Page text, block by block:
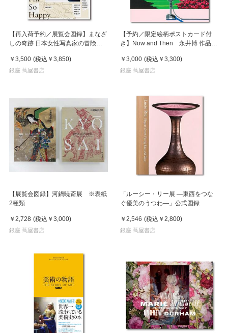
【再入荷予約／展覧会図録】まなざ
しの奇跡 日本女性写真家の冒険
￥3,500 (税込 ￥3,850)
銀座 蔦屋書店
【予約／限定絵柄ポストカード付
き】Now and Then 永井博 作品
￥3,000 (税込 ￥3,300)
銀座 蔦屋書店
【展覧会図録】河鍋暁斎展 ※表紙
2種類
￥2,728 (税込 ￥3,000)
銀座 蔦屋書店
「ルーシー・リー展 ―東西をつな
ぐ優美のうつわ―」公式図録
￥2,546 (税込 ￥2,800)
銀座 蔦屋書店